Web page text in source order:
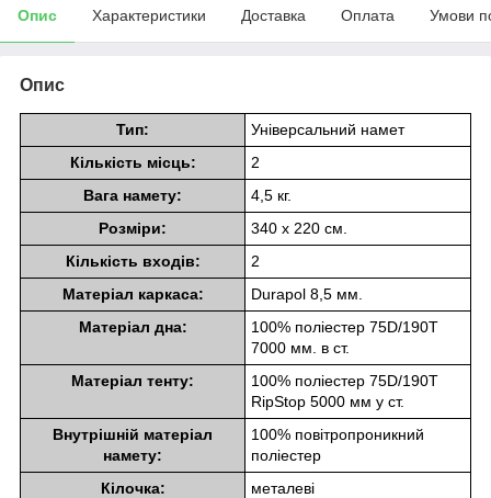
Опис Характеристики Доставка Оплата Умови
Опис
Тип:
Універсальний намет
Кількість місць:
2
Вага намету:
4,5 кг.
Розміри:
340 х 220 см.
Кількість входів:
2
Матеріал каркаса:
Durapol 8,5 мм.
Матеріал дна:
100% поліестер 75D/190T
7000 мм. в ст.
Матеріал тенту:
100% поліестер 75D/190T
RipStop 5000 мм у ст.
Внутрішній матеріал
намету:
100% повітропроникний
поліестер
Кілочка:
металеві